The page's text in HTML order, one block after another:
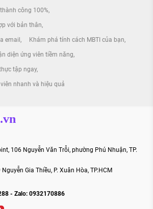
công 100%
với bản thân
email Khám phá tính cách MBTI của bạn
diện ứng viên tiềm năng
tập ngay
nhanh và hiệu quả
106 Nguyễn Văn Trỗi, phường Phú Nhuận, TP.
Gia Thiều, P. Xuân Hòa, TP.HCM
- Zalo: 0932170886